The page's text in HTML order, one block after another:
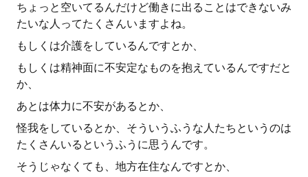
ちょっと空いてるんだけど働きに出ることはできないみ
たいな人ってたくさんいますよね。
もしくは介護をしているんですとか、
もしくは精神面に不安定なものを抱えているんですだと
か、
あとは体力に不安があるとか、
怪我をしているとか、そういうふうな人たちというのは
たくさんいるというふうに思うんです。
そうじゃなくても、地方在住なんですとか、